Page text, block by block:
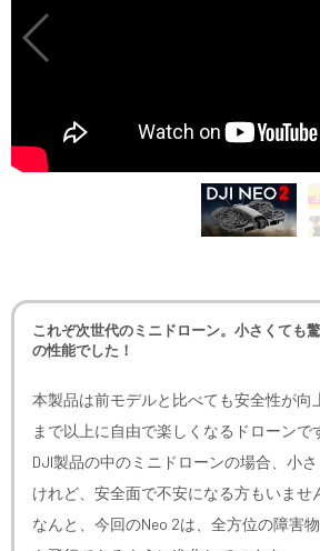
これぞ次世代のミニドローン。小さくても
の性能でした！
本製品は前モデルと比べても安全性が向
まで以上に自由で楽しくなるドローンで
DJI製品の中のミニドローンの場合、小
けれど、安全面で不安になる方もいませ
なんと、今回のNeo 2は、全方位の障害